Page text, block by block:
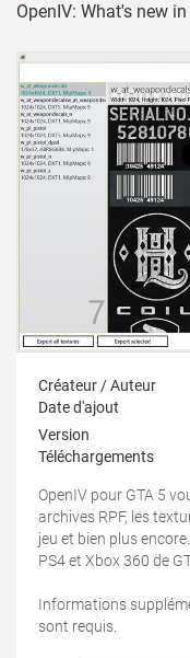
OpenIV: What's new in
Créateur / Auteur
Date d'ajout
Version
Téléchargements
OpenIV pour GTA 5
archives RPF, les
jeu et bien plus
PS4 et Xbox 360 de
Informations
sont requis.